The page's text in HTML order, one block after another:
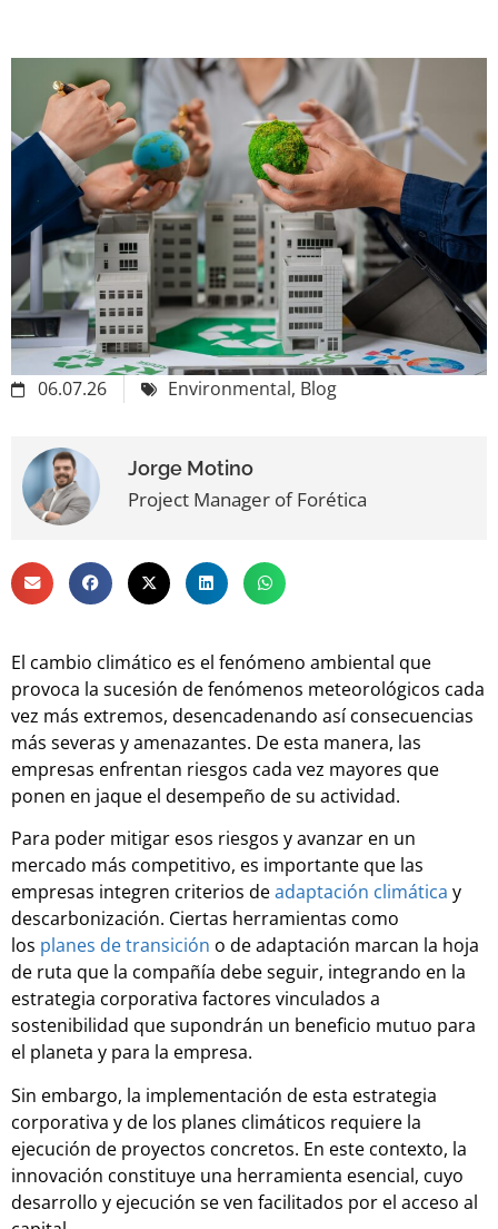
06.07.26 Environmental, Blog
Jorge Motino
Project Manager of Forética
El cambio climático es el fenómeno ambiental que
provoca la sucesión de fenómenos meteorológicos cada
vez más extremos, desencadenando así consecuencias
más severas y amenazantes. De esta manera, las
empresas enfrentan riesgos cada vez mayores que
ponen en jaque el desempeño de su actividad.
Para poder mitigar esos riesgos y avanzar en un
mercado más competitivo, es importante que las
empresas integren criterios deadaptación climática y
descarbonización. Ciertas herramientas como
los planes de transición o de adaptación marcan la hoja
de ruta que la compañía debe seguir, integrando en la
estrategia corporativa factores vinculados a
sostenibilidad que supondrán un beneficio mutuo para
el planeta y para la empresa.
Sin embargo, la implementación de esta estrategia
corporativa y de los planes climáticos requiere la
ejecución de proyectos concretos. En este contexto, la
innovación constituye una herramienta esencial, cuyo
desarrollo y ejecución se ven facilitados por el acceso al